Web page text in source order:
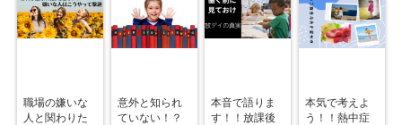
職場の嫌いな
人と関わりた
意外と知られ
ていない！？
本音で語りま
す！！放課後
本気で考えよ
う！！熱中症